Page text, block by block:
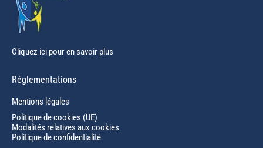
Cliquez ici pour en savoir plus
Réglementations
Mentions légales
Politique de cookies (UE)
Modalités relatives aux cookies
Politique de confidentialité